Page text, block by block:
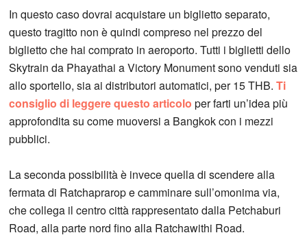
In questo caso dovrai acquistare un biglietto separato,
questo tragitto non è quindi compreso nel prezzo del
biglietto che hai comprato in aeroporto. Tutti i biglietti dello
Skytrain da Phayathai a Victory Monument sono venduti sia
allo sportello, sia ai distributori automatici, per 15 THB.Ti
consiglio di leggere questo articolo per farti un’idea più
approfondita su come muoversi a Bangkok con i mezzi
pubblici.
La seconda possibilità è invece quella di scendere alla
fermata di Ratchaprarop e camminare sull’omonima via,
che collega il centro città rappresentato dalla Petchaburi
Road, alla parte nord fino alla Ratchawithi Road.